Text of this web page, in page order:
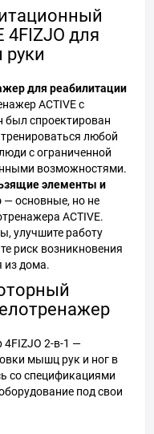
4FIZJO для
руки
для реабилитации
ACTIVE с
был спроектирован
любой
с ограниченной
возможностями.
элементы и
— основные, но не
ACTIVE.
улучшите работу
риск возникновения
из дома.
4FIZJO 2-в-1 —
мышц рук и ног в
со спецификациями
под свои